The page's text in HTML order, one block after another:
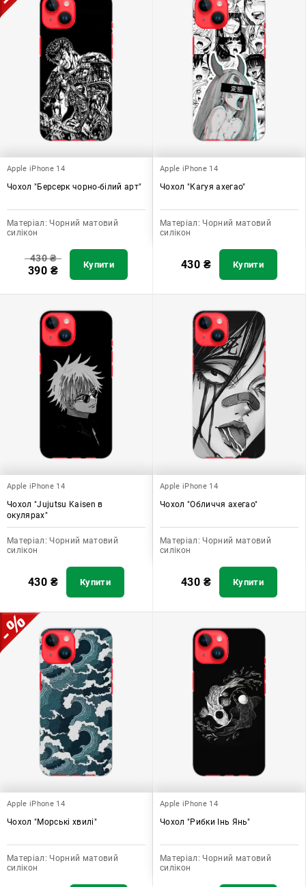
Apple iPhone 14
Чохол "Берсерк чорно-білий арт"
Матеріал: Чорний матовий
силікон
430₴
390 ₴ Купити
Apple iPhone 14
Чохол "Кагуя ахегао"
Матеріал: Чорний матовий
силікон
430 ₴ Купити
Apple iPhone 14
Чохол "Jujutsu Kaisen в
окулярах"
Матеріал: Чорний матовий
силікон
430 ₴ Купити
Apple iPhone 14
Чохол "Обличчя ахегао"
Матеріал: Чорний матовий
силікон
430 ₴ Купити
Apple iPhone 14
Чохол "Морські хвилі"
Матеріал: Чорний матовий
силікон
Apple iPhone 14
Чохол "Рибки Інь Янь"
Матеріал: Чорний матовий
силікон